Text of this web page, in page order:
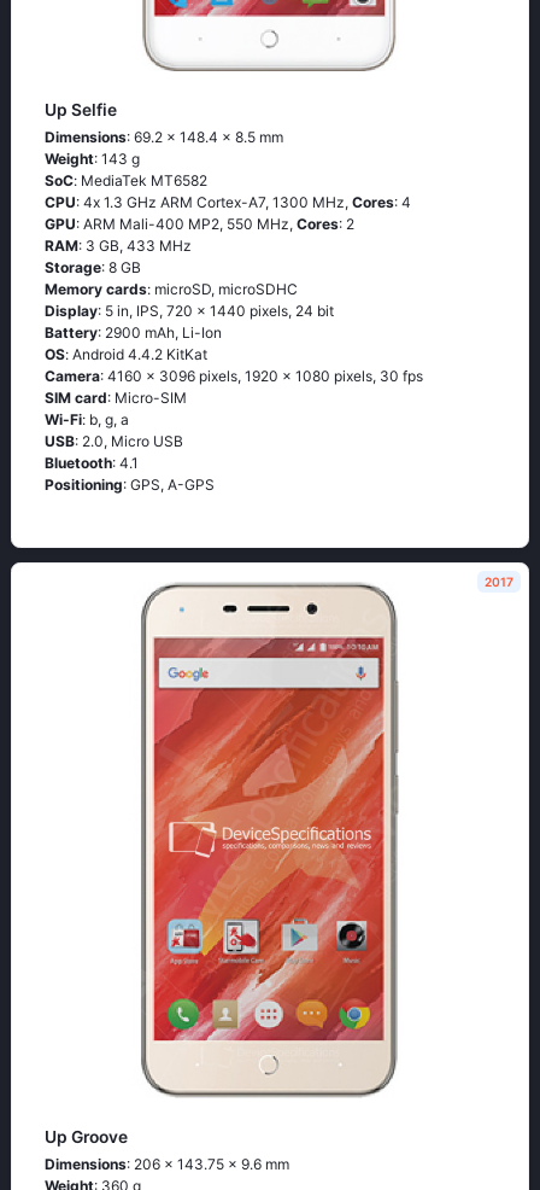
Up Selfie
Dimensions: 69.2 x 148.4 x 8.5 mm
Weight: 143 g
SoC: МеdiаТеk МТ6582
CPU: 4х 1.3 GНz АRМ Соrtех-А7, 1300 MHz, Cores: 4
GPU: ARM Mali-400 MP2, 550 MHz, Cores: 2
RAM: 3 GB, 433 MHz
Storage: 8 GB
Memory cards: microSD, microSDHC
Display: 5 in, IPS, 720 x 1440 pixels, 24 bit
Battery: 2900 mAh, Li-Ion
OS: Аndrоid 4.4.2 ΚitΚаt
Camera: 4160 x 3096 pixels, 1920 x 1080 pixels, 30 fps
SIM card: Micro-SIM
Wi-Fi: b, g, а
USB: 2.0, Micro USB
Bluetooth: 4.1
Positioning: GРS, А-GРS
2017
Up Groove
Dimensions: 206 x 143.75 x 9.6 mm
Weight: 360 g